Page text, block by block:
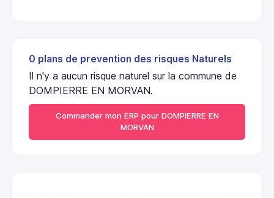
0 plans de prevention des risques Naturels
Il n'y a aucun risque naturel sur la commune de
DOMPIERRE EN MORVAN.
Commander mon ERP pour DOMPIERRE EN
MORVAN